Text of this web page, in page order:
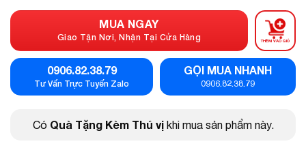
MUA NGAY
Giao Tận Nơi, Nhận Tại Cửa Hàng THÊM VÀO GIỎ
0906.82.38.79
Tư Vấn Trực Tuyến Zalo
GỌI MUA NHANH
0906.82.38.79
Có Quà Tặng Kèm Thú vịkhi mua sản phẩm này.